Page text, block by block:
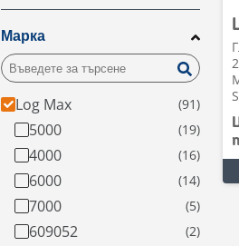
Марка
Log Max
5000
4000
6000
7000
609052